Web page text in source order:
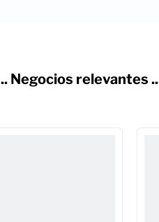
.. Negocios relevantes ..